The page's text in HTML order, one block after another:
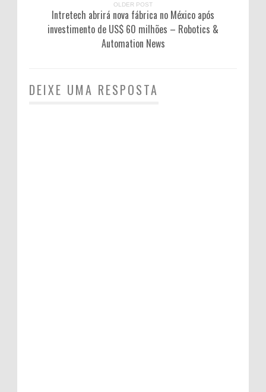
OLDER POST
Intretech abrirá nova fábrica no México após
investimento de US$ 60 milhões – Robotics &
Automation News
DEIXE UMA RESPOSTA